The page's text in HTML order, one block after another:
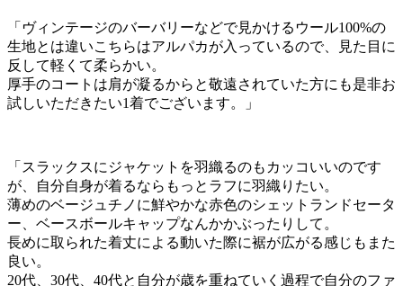
「ヴィンテージのバーバリーなどで見かけるウール100%の
生地とは違いこちらはアルパカが入っているので、見た目に
反して軽くて柔らかい。
厚手のコートは肩が凝るからと敬遠されていた方にも是非お
試しいただきたい1着でございます。」
「スラックスにジャケットを羽織るのもカッコいいのです
が、自分自身が着るならもっとラフに羽織りたい。
薄めのベージュチノに鮮やかな赤色のシェットランドセータ
ー、ベースボールキャップなんかかぶったりして。
長めに取られた着丈による動いた際に裾が広がる感じもまた
良い。
20代、30代、40代と自分が歳を重ねていく過程で自分のファ